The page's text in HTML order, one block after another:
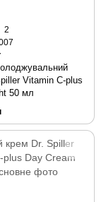
2
Vitamin C-plus
50 мл